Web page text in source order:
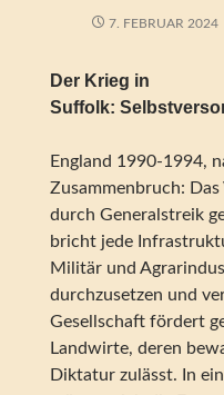
7. FEBRUAR 2024
Der Krieg in
Suffolk:
England 1990-1994,
Zusammenbruch:
durch Generalstreik
bricht jede
Militär und
durchzusetzen und
Gesellschaft fördert
Landwirte, deren
Diktatur zulässt. In